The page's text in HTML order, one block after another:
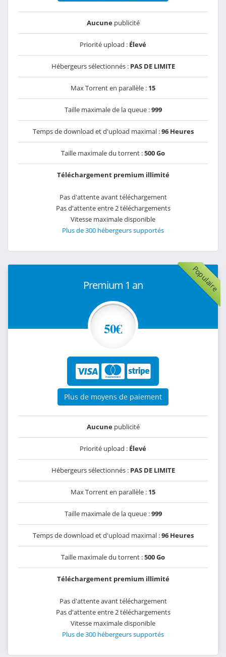
Aucunepublicité
Priorité upload : Élevé
Hébergeurs sélectionnés : PAS DE LIMITE
Max Torrent en parallèle : 15
Taille maximale de la queue :999
Temps de download et d'upload maximal :96 Heures
Taille maximale du torrent :500 Go
Téléchargement premium illimité
Pas d'attente avant téléchargement
Pas d'attente entre 2 téléchargements
Vitesse maximale disponible
Plus de 300 hébergeurs supportés
Populaire
Premium 1 an
50€
Plus de moyens de paiement
Aucunepublicité
Priorité upload : Élevé
Hébergeurs sélectionnés : PAS DE LIMITE
Max Torrent en parallèle : 15
Taille maximale de la queue :999
Temps de download et d'upload maximal :96 Heures
Taille maximale du torrent :500 Go
Téléchargement premium illimité
Pas d'attente avant téléchargement
Pas d'attente entre 2 téléchargements
Vitesse maximale disponible
Plus de 300 hébergeurs supportés